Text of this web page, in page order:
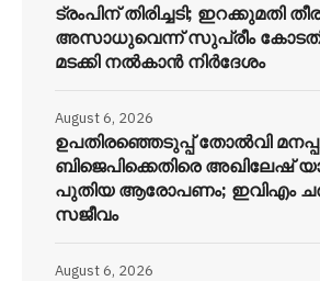
ട്രംപിന് തിരിച്ചടി; ഇറക്കുമതി
അസാധുവെന്ന് സുപ്രീം കോടതി,
മടക്കി നൽകാൻ നിർദേശം
ഉപതിരഞ്ഞെടുപ്പ് തോൽവി
ബിജെപിക്കെതിരെ അഖിലേഷ്
പുതിയ ആരോപണം; ഇവിഎം
സജീവം
August 6, 2026
August 6, 2026